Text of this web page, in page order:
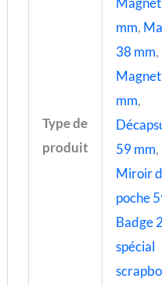
Type de
produit
mm,
38 mm,
mm,
59 mm,
Miroir
poche
Badge
spécial